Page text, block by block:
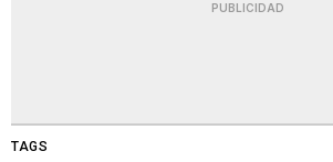
PUBLICIDAD
TAGS